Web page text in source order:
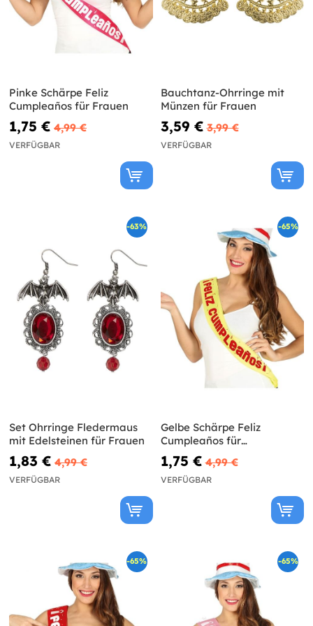
Pinke Schärpe Feliz
Cumpleaños für Frauen
1,75 € 4,99 €
VERFÜGBAR
Bauchtanz-Ohrringe mit
Münzen für Frauen
3,59 € 3,99 €
VERFÜGBAR
-63%
Set Ohrringe Fledermaus
mit Edelsteinen für Frauen
1,83 € 4,99 €
VERFÜGBAR
-65%
Gelbe Schärpe Feliz
Cumpleaños für
Erwachsene
1,75 € 4,99 €
VERFÜGBAR
-65% -65%